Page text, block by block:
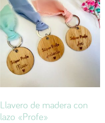
Llavero de madera con
lazo «Profe»